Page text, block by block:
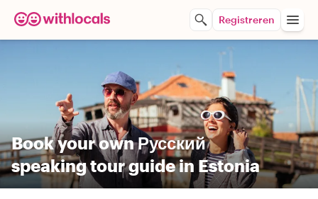
Registreren
Book your own Русский
speaking tour guide in Estonia